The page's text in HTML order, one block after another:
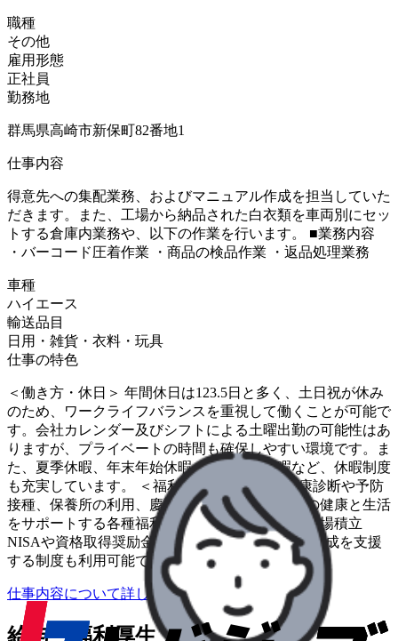
職種
その他
雇用形態
正社員
勤務地
群馬県高崎市新保町82番地1
仕事内容
得意先への集配業務、およびマニュアル作成を担当していた
だきます。また、工場から納品された白衣類を車両別にセッ
トする倉庫内業務や、以下の作業を行います。 ■業務内容
・バーコード圧着作業 ・商品の検品作業 ・返品処理業務
車種
ハイエース
輸送品目
日用・雑貨・衣料・玩具
仕事の特色
＜働き方・休日＞ 年間休日は123.5日と多く、土日祝が休み
のため、ワークライフバランスを重視して働くことが可能で
す。会社カレンダー及びシフトによる土曜出勤の可能性はあ
りますが、プライベートの時間も確保しやすい環境です。ま
た、夏季休暇、年末年始休暇、各種特別休暇など、休暇制度
も充実しています。 ＜福利厚生・その他＞ 健康診断や予防
接種、保養所の利用、慶弔見舞金など、従業員の健康と生活
をサポートする各種福利厚生が整っています。職場積立
NISAや資格取得奨励金など、長期的なキャリア形成を支援
する制度も利用可能です。
仕事内容について詳しく知りたい
給与・福利厚生